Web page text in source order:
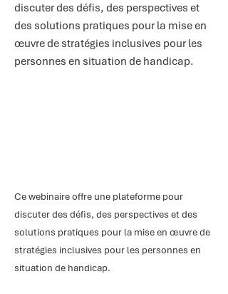
discuter des défis, des perspectives et
des solutions pratiques pour la mise en
œuvre de stratégies inclusives pour les
personnes en situation de handicap.
Ce webinaire offre une plateforme pour
discuter des défis, des perspectives et des
solutions pratiques pour la mise en œuvre de
stratégies inclusives pour les personnes en
situation de handicap.